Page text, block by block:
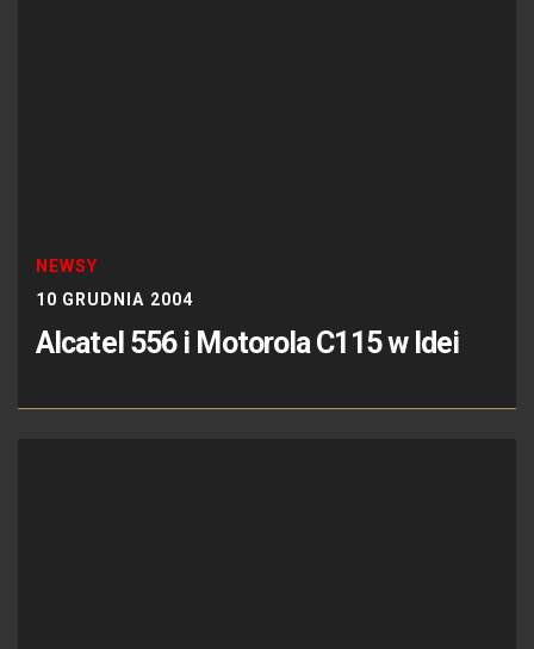
NEWSY
10 GRUDNIA 2004
Alcatel 556 i Motorola C115 w Idei